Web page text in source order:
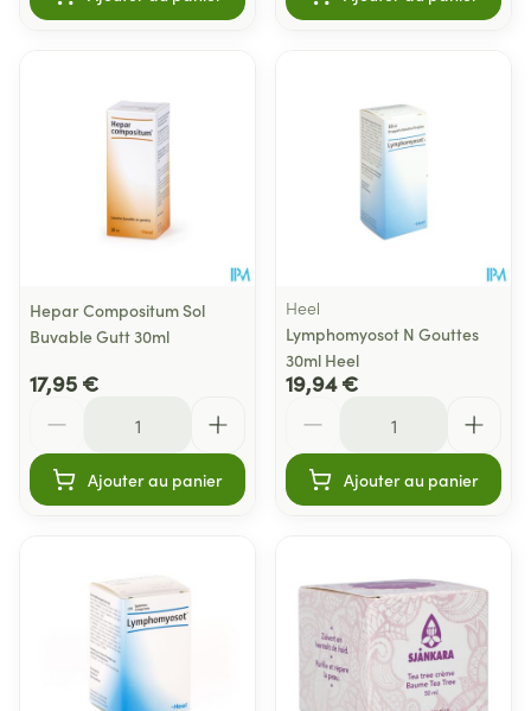
Hepar Compositum Sol
Buvable Gutt 30ml
17,95 €
Ajouter au panier
Heel
Lymphomyosot N Gouttes
30ml Heel
19,94 €
Ajouter au panier